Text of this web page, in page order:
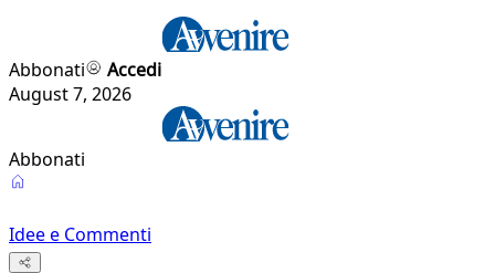
Abbonati
Accedi
August 7, 2026
Abbonati
Idee e Commenti